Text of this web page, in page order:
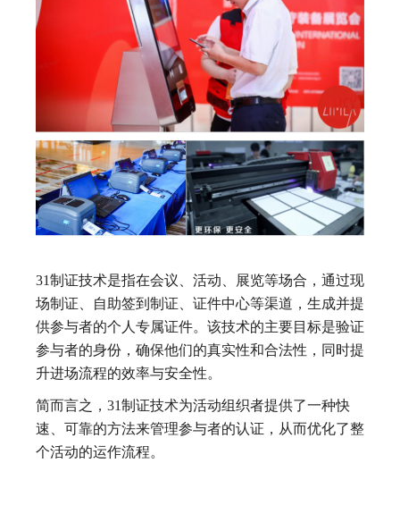
31制证技术是指在会议、活动、展览等场合，通过现
场制证、自助签到制证、证件中心等渠道，生成并提
供参与者的个人专属证件。该技术的主要目标是验证
参与者的身份，确保他们的真实性和合法性，同时提
升进场流程的效率与安全性。
简而言之，31制证技术为活动组织者提供了一种快
速、可靠的方法来管理参与者的认证，从而优化了整
个活动的运作流程。